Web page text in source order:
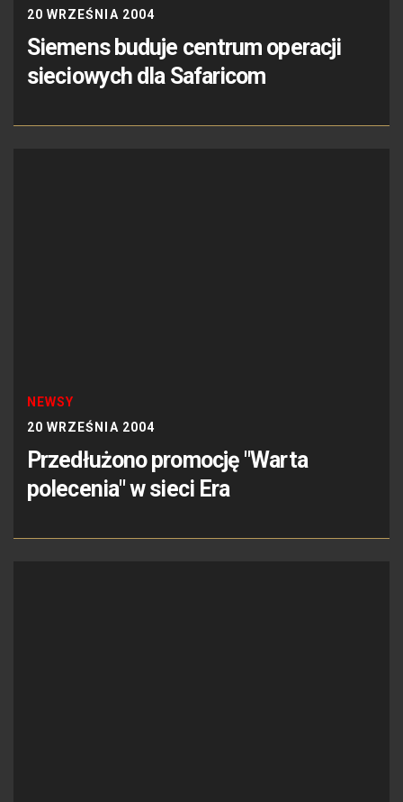
20 WRZEŚNIA 2004
Siemens buduje centrum operacji
sieciowych dla Safaricom
NEWSY
20 WRZEŚNIA 2004
Przedłużono promocję "Warta
polecenia" w sieci Era